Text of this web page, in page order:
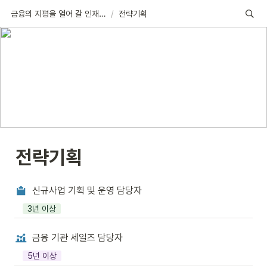
금융의 지평을 열어 갈 인재, 기다립니다 / 전략기획
전략기획
신규사업 기획 및 운영 담당자
3년 이상
금융 기관 세일즈 담당자
5년 이상